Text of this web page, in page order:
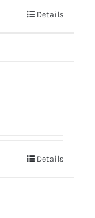
Details
Details